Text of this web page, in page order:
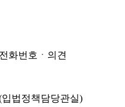
화번호ㆍ의견
법정책담당관실)